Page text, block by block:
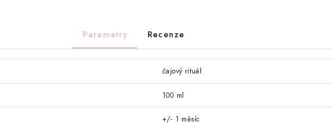
Parametry Recenze
čajový rituál
100 ml
+/- 1 měsíc